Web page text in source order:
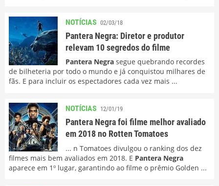
NOTÍCIAS 02/03/18
Pantera Negra: Diretor e produtor
relevam 10 segredos do filme
Pantera Negra segue quebrando recordes
de bilheteria por todo o mundo e já conquistou milhares de
fãs. E para incluir os espectadores cada vez mais ...
NOTÍCIAS 12/01/19
Pantera Negra foi filme melhor avaliado
em 2018 no Rotten Tomatoes
... n Tomatoes divulgou o ranking dos dez
filmes mais bem avaliados em 2018. E Pantera Negra
aparece em 1º lugar, garantindo ao filme o prêmio Golden ...